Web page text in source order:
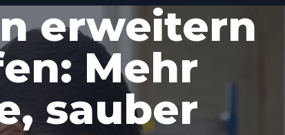
erweitern
Mehr
sauber